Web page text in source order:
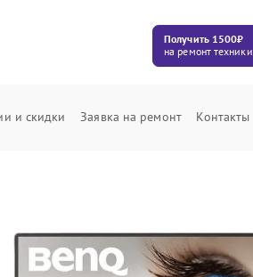
Получить 1500₽
на ремонт техники
и скидки Заявка на ремонт Контакты